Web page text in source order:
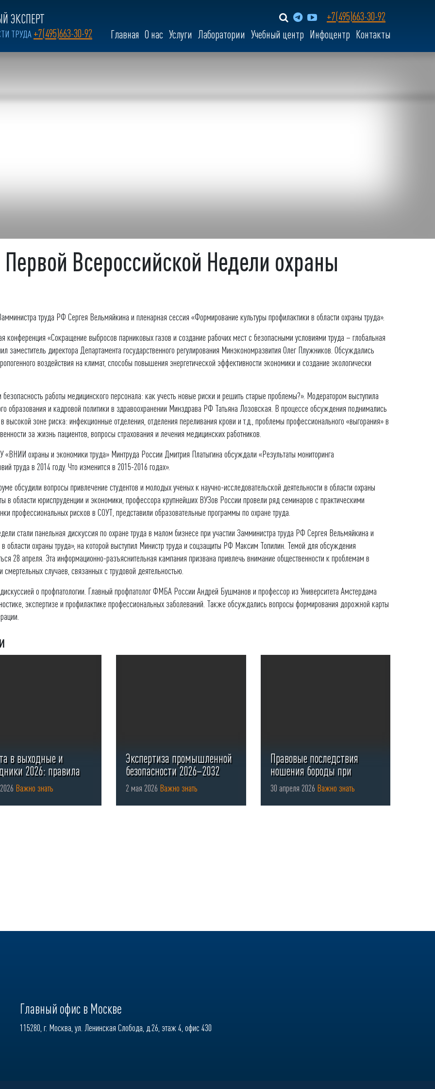
ЭКСПЕРТ
ТРУДА +7(495)663-30-92
+7(495)663-30-92
Главная О нас Услуги Лаборатории Учебный центр Инфоцентр Контакты
Всероссийской Недели охраны
труда РФ Сергея Вельмяйкина и пленарная сессия «Формирование культуры профилактики в области охраны труда».
конференция «Сокращение выбросов парниковых газов и создание рабочих мест с безопасными условиями труда – глобальная
заместитель директора Департамента государственного регулирования Минэкономразвития Олег Плужников. Обсуждались
воздействия на климат, способы повышения энергетической эффективности экономики и создание экологически
работы медицинского персонала: как учесть новые риски и решить старые проблемы?». Модератором выступила
образования и кадровой политики в здравоохранении Минздрава РФ Татьяна Лозовская. В процессе обсуждения поднимались
зоне риска: инфекционные отделения, отделения переливания крови и т.д., проблемы профессионального «выгорания» в
за жизнь пациентов, вопросы страхования и лечения медицинских работников.
«ВНИИ охраны и экономики труда» Минтруда России Дмитрия Платыгина обсуждали «Результаты мониторинга
труда в 2014 году. Что изменится в 2015-2016 годах».
обсудили вопросы привлечение студентов и молодых ученых к научно-исследовательской деятельности в области охраны
в области юриспруденции и экономики, профессора крупнейших ВУЗов России провели ряд семинаров с практическими
профессиональных рисков в СОУТ, представили образовательные программы по охране труда.
стали панельная дискуссия по охране труда в малом бизнесе при участии Замминистра труда РФ Сергея Вельмяйкина и
области охраны труда», на которой выступил Министр труда и соцзащиты РФ Максим Топилин. Темой для обсуждения
28 апреля. Эта информационно-разъяснительная кампания призвана привлечь внимание общественности к проблемам в
случаев, связанных с трудовой деятельностью.
о профпатологии. Главный профпатолог ФМБА России Андрей Бушманов и профессор из Университета Амстердама
экспертизе и профилактике профессиональных заболеваний. Также обсуждались вопросы формирования дорожной карты
в выходные и
2026: правила
...
Важно знать
Экспертиза промышленной
безопасности 2026–2032
2 мая 2026 Важно знать
Правовые последствия
ношения бороды при
использовании СИЗ органов
...
30 апреля 2026 Важно знать
Главный офис в Москве
115280, г. Москва, ул. Ленинская Слобода, д.26, этаж 4, офис 430